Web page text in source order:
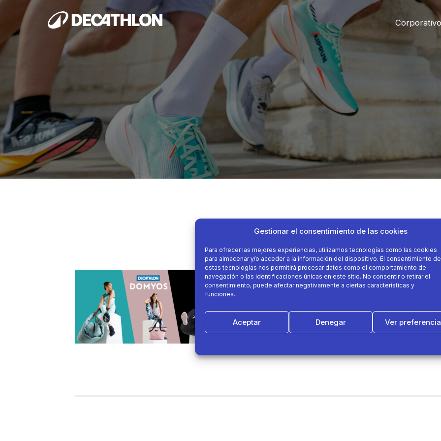
Gestionar el consentimiento de las cookies
Para ofrecer las mejores experiencias, utilizamos tecnologías como las cookies
para almacenar y/o acceder a la información del dispositivo. El consentimiento de
estas tecnologías nos permitirá procesar datos como el comportamiento de
navegación o las identificaciones únicas en este sitio. No consentir o retirar el
consentimiento, puede afectar negativamente a ciertas características y
funciones.
Aceptar Denegar Ver
Corporativo